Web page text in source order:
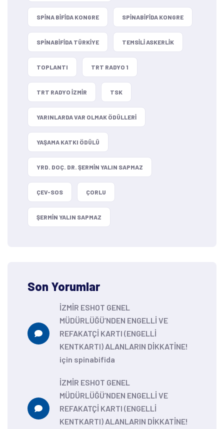
SPINA BIFIDA KONGRE SPINABIFIDA KONGRE
SPINABIFIDA TÜRKIYE TEMSILI ASKERLIK
TOPLANTI TRT RADYO 1
TRT RADYO IZMIR TSK
YARINLARDA VAR OLMAK ÖDÜLLERI
YAŞAMA KATKI ÖDÜLÜ
YRD. DOÇ. DR. ŞERMIN YALIN SAPMAZ
ÇEV-SOS ÇORLU
ŞERMIN YALIN SAPMAZ
Son Yorumlar
İZMİR ESHOT GENEL
MÜDÜRLÜĞÜ’NDEN ENGELLİ VE
REFAKATÇİ KARTI (ENGELLİ
KENTKARTI) ALANLARIN DİKKATİNE!
için spinabifida
İZMİR ESHOT GENEL
MÜDÜRLÜĞÜ’NDEN ENGELLİ VE
REFAKATÇİ KARTI (ENGELLİ
KENTKARTI) ALANLARIN DİKKATİNE!